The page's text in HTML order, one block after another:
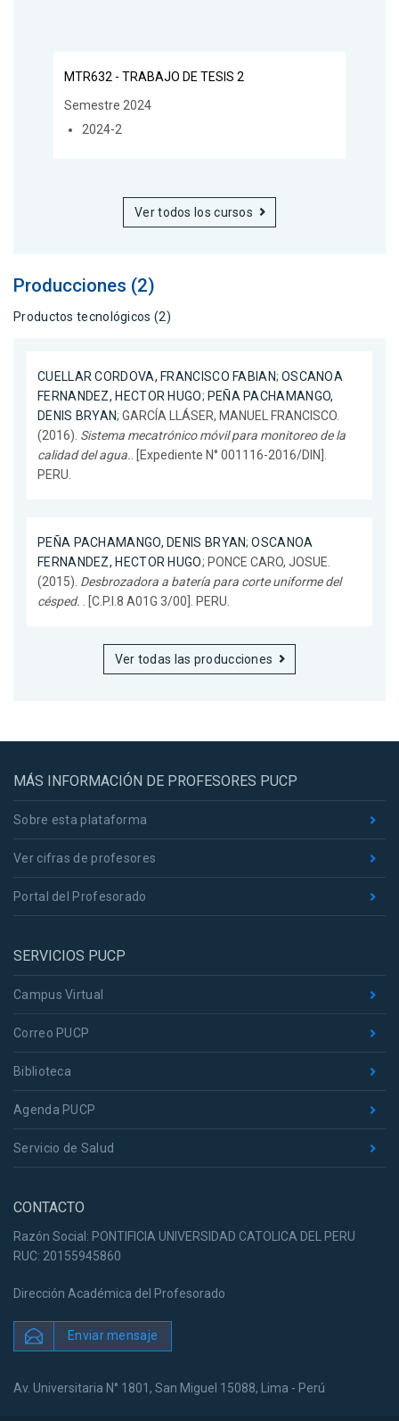
MTR632 - TRABAJO DE TESIS 2
Semestre 2024
2024-2
Ver todos los cursos
Producciones (2)
Productos tecnológicos (2)
CUELLAR CORDOVA, FRANCISCO FABIAN; OSCANOA
FERNANDEZ, HECTOR HUGO; PEÑA PACHAMANGO,
DENIS BRYAN; GARCÍA LLÁSER, MANUEL FRANCISCO.
(2016). Sistema mecatrónico móvil para monitoreo de la
calidad del agua. . [Expediente N° 001116-2016/DIN].
PERU.
PEÑA PACHAMANGO, DENIS BRYAN;OSCANOA
FERNANDEZ, HECTOR HUGO; PONCE CARO, JOSUE.
(2015). Desbrozadora a batería para corte uniforme del
césped.
. [C.P.I.8 A01G 3/00]. PERU.
Ver todas las producciones
MÁS INFORMACIÓN DE PROFESORES PUCP
Sobre esta plataforma
Ver cifras de profesores
Portal del Profesorado
SERVICIOS PUCP
Campus Virtual
Correo PUCP
Biblioteca
Agenda PUCP
Servicio de Salud
CONTACTO
Razón Social: PONTIFICIA UNIVERSIDAD CATOLICA DEL PERU
RUC: 20155945860
Dirección Académica del Profesorado
Enviar mensaje
Av. Universitaria N° 1801, San Miguel 15088, Lima - Perú